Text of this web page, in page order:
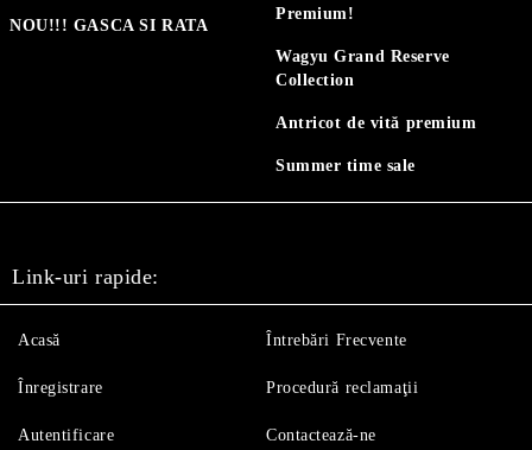
NOU!!! GASCA SI RATA
Premium!
Wagyu Grand Reserve
Collection
Antricot de vită premium
Summer time sale
Link-uri rapide:
Acasă
Înregistrare
Autentificare
Întrebări Frecvente
Procedură reclamaţii
Contactează-ne